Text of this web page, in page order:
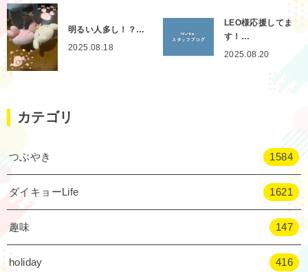
明るい人多し！？…
2025.08.18
LEO様応援してま
す！…
2025.08.20
カテゴリ
つぶやき 1584
ダイキョーLife 1621
趣味 147
holiday 416